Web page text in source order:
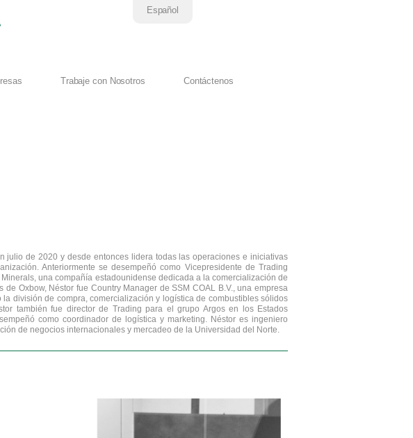
Trabaje con Nosotros Contáctenos
Español
julio de 2020 y desde entonces lidera todas las operaciones e iniciativas
Anteriormente se desempeñó como Vicepresidente de Trading
una compañía estadounidense dedicada a la comercialización de
Oxbow, Néstor fue Country Manager de SSM COAL B.V., una empresa
división de compra, comercialización y logística de combustibles sólidos
también fue director de Trading para el grupo Argos en los Estados
como coordinador de logística y marketing. Néstor es ingeniero
de negocios internacionales y mercadeo de la Universidad del Norte.